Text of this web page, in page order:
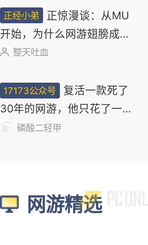
正经小弟
正惊漫谈：从MU
开始，为什么网游翅膀成
了"躲不掉的刚需"？
整天吐血
17173公众号
复活一款死了
30年的网游，他只花了一
个周末磷酸二轻甲
网游精选